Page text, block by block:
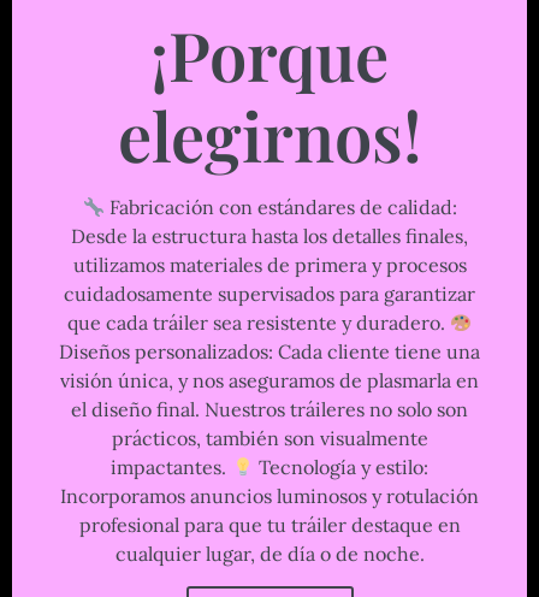
¡Porque
elegirnos!
Fabricación con estándares de calidad:
Desde la estructura hasta los detalles finales,
utilizamos materiales de primera y procesos
cuidadosamente supervisados para garantizar
que cada tráiler sea resistente y duradero.
Diseños personalizados: Cada cliente tiene una
visión única, y nos aseguramos de plasmarla en
el diseño final. Nuestros tráileres no solo son
prácticos, también son visualmente
impactantes.
Tecnología y estilo:
Incorporamos anuncios luminosos y rotulación
profesional para que tu tráiler destaque en
cualquier lugar, de día o de noche.